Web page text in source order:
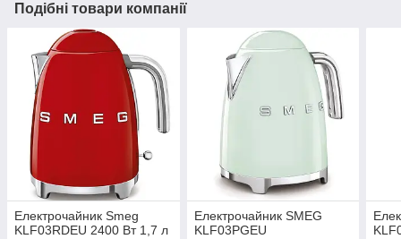
Подібні товари компанії
Електрочайник Smeg
KLF03RDEU 2400 Вт 1,7 л
Електрочайник SMEG
KLF03PGEU